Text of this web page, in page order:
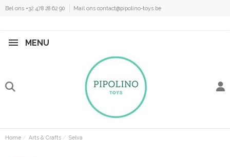
Bel ons +32 478 28 62 90 Mail ons contact@pipolino-toys.be
MENU
Home Arts & Crafts Selva